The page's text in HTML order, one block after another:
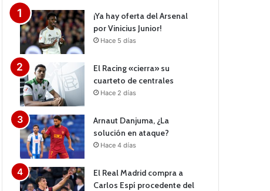
¡Ya hay oferta del Arsenal
por Vinicius Junior!
Hace 5 días
El Racing «cierra» su
cuarteto de centrales
Hace 2 días
Arnaut Danjuma, ¿La
solución en ataque?
Hace 4 días
El Real Madrid compra a
Carlos Espí procedente del